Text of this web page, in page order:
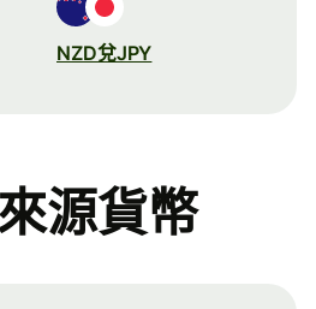
NZD兌JPY
源貨幣